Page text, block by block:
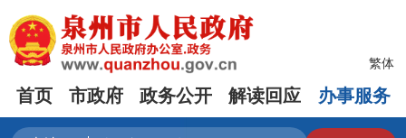
繁体
首页 市政府 政务公开 解读回应 办事服务